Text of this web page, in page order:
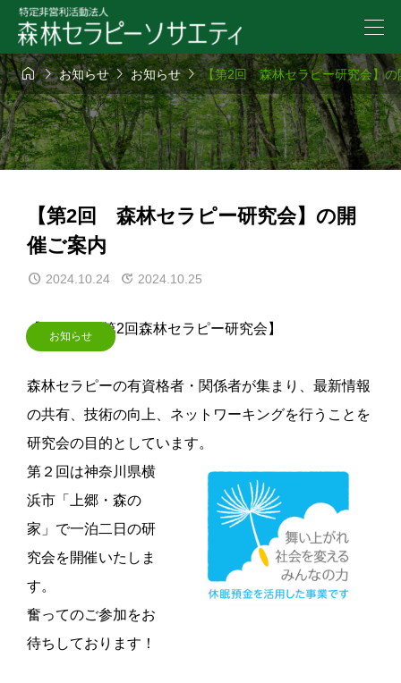
お知らせお知らせ【第2回 森林セラピー研究会】の
【第2回 森林セラピー研究会】の開
催ご案内
2024.10.24 2024.10.25
お知らせ
【2024年 第2回森林セラピー研究会】
森林セラピーの有資格者・関係者が集まり、最新情報
の共有、技術の向上、ネットワーキングを行うことを
研究会の目的としています。
第２回は神奈川県横
浜市「上郷・森の
家」で一泊二日の研
究会を開催いたしま
す。
奮ってのご参加をお
待ちしております！